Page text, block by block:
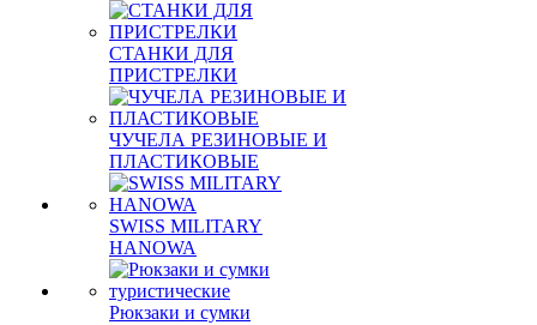
СТАНКИ ДЛЯ
ПРИСТРЕЛКИ
ЧУЧЕЛА РЕЗИНОВЫЕ И
ПЛАСТИКОВЫЕ
SWISS MILITARY
HANOWA
Рюкзаки и сумки